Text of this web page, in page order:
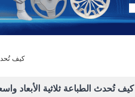
كيف
كيف تُحدث الطباعة ثلاثية الأبعاد